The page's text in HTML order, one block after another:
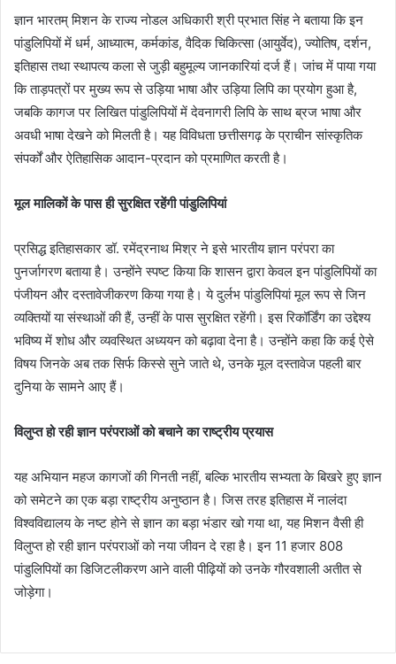
ज्ञान भारतम् मिशन के राज्य नोडल अधिकारी श्री प्रभात सिंह ने बताया कि इन
पांडुलिपियों में धर्म, आध्यात्म, कर्मकांड, वैदिक चिकित्सा (आयुर्वेद), ज्योतिष, दर्शन,
इतिहास तथा स्थापत्य कला से जुड़ी बहुमूल्य जानकारियां दर्ज हैं। जांच में पाया गया
कि ताड़पत्रों पर मुख्य रूप से उड़िया भाषा और उड़िया लिपि का प्रयोग हुआ है,
जबकि कागज पर लिखित पांडुलिपियों में देवनागरी लिपि के साथ ब्रज भाषा और
अवधी भाषा देखने को मिलती है। यह विविधता छत्तीसगढ़ के प्राचीन सांस्कृतिक
संपर्कों और ऐतिहासिक आदान-प्रदान को प्रमाणित करती है।
मूल मालिकों के पास ही सुरक्षित रहेंगी पांडुलिपियां
प्रसिद्ध इतिहासकार डॉ. रमेंद्रनाथ मिश्र ने इसे भारतीय ज्ञान परंपरा का
पुनर्जागरण बताया है। उन्होंने स्पष्ट किया कि शासन द्वारा केवल इन पांडुलिपियों का
पंजीयन और दस्तावेजीकरण किया गया है। ये दुर्लभ पांडुलिपियां मूल रूप से जिन
व्यक्तियों या संस्थाओं की हैं, उन्हीं के पास सुरक्षित रहेंगी। इस रिकॉर्डिंग का उद्देश्य
भविष्य में शोध और व्यवस्थित अध्ययन को बढ़ावा देना है। उन्होंने कहा कि कई ऐसे
विषय जिनके अब तक सिर्फ किस्से सुने जाते थे, उनके मूल दस्तावेज पहली बार
दुनिया के सामने आए हैं।
विलुप्त हो रही ज्ञान परंपराओं को बचाने का राष्ट्रीय प्रयास
यह अभियान महज कागजों की गिनती नहीं, बल्कि भारतीय सभ्यता के बिखरे हुए ज्ञान
को समेटने का एक बड़ा राष्ट्रीय अनुष्ठान है। जिस तरह इतिहास में नालंदा
विश्वविद्यालय के नष्ट होने से ज्ञान का बड़ा भंडार खो गया था, यह मिशन वैसी ही
विलुप्त हो रही ज्ञान परंपराओं को नया जीवन दे रहा है। इन 11 हजार 808
पांडुलिपियों का डिजिटलीकरण आने वाली पीढ़ियों को उनके गौरवशाली अतीत से
जोड़ेगा।